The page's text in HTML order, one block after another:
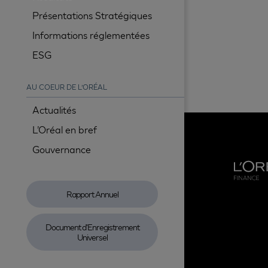
Présentations Stratégiques
Informations réglementées
ESG
AU COEUR DE L’ORÉAL
Actualités
L’Oréal en bref
Gouvernance
Rapport Annuel
Document d'Enregistrement
Universel